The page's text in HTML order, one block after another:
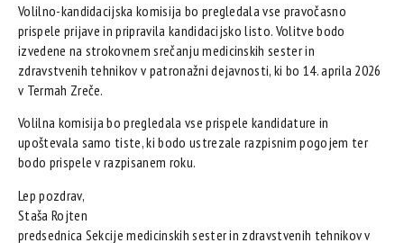
Volilno-kandidacijska komisija bo pregledala vse pravočasno
prispele prijave in pripravila kandidacijsko listo. Volitve bodo
izvedene na strokovnem srečanju medicinskih sester in
zdravstvenih tehnikov v patronažni dejavnosti, ki bo 14. aprila 2026
v Termah Zreče.
Volilna komisija bo pregledala vse prispele kandidature in
upoštevala samo tiste, ki bodo ustrezale razpisnim pogojem ter
bodo prispele v razpisanem roku.
Lep pozdrav,
Staša Rojten
predsednica Sekcije medicinskih sester in zdravstvenih tehnikov v